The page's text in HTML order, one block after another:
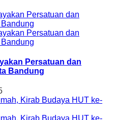
Persatuan dan
Bandung